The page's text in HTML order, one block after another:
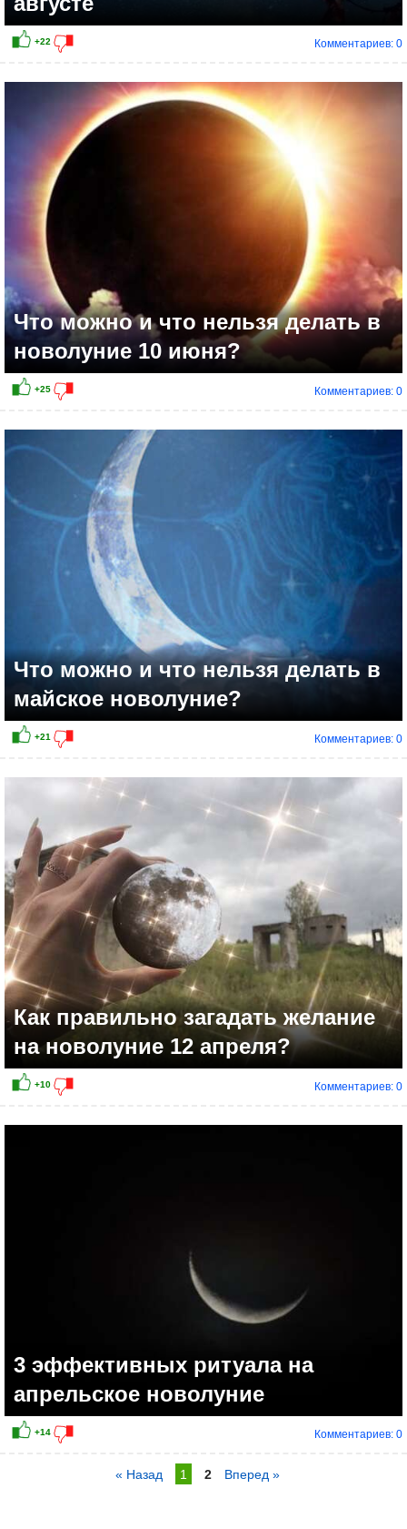
+25
Комментариев: 0
Что можно и что нельзя делать в
новолуние 10 июня?
Комментариев: 0
Что можно и что нельзя делать в
майское новолуние?
Комментариев: 0
Как правильно загадать желание
на новолуние 12 апреля?
Комментариев: 0
3 эффективных ритуала на
апрельское новолуние
Комментариев: 0
« Назад 1 2 Вперед »